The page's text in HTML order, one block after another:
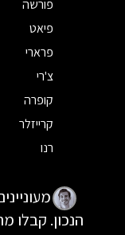
פורשה
פיאט
פרארי
צ'רי
קופרה
קרייזלר
רנו
הנכון. קבלו